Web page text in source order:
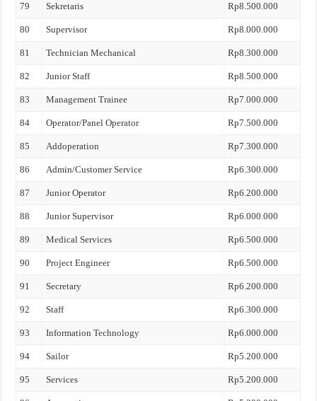
79 Sekretaris Rp8.500.000
80 Supervisor Rp8.000.000
81 Technician Mechanical Rp8.300.000
82 Junior Staff Rp8.500.000
83 Management Trainee Rp7.000.000
84 Operator/Panel Operator Rp7.500.000
85 Addoperation Rp7.300.000
86 Admin/Customer Service Rp6.300.000
87 Junior Operator Rp6.200.000
88 Junior Supervisor Rp6.000.000
89 Medical Services Rp6.500.000
90 Project Engineer Rp6.500.000
91 Secretary Rp6.200.000
92 Staff Rp6.300.000
93 Information Technology Rp6.000.000
94 Sailor Rp5.200.000
95 Services Rp5.200.000